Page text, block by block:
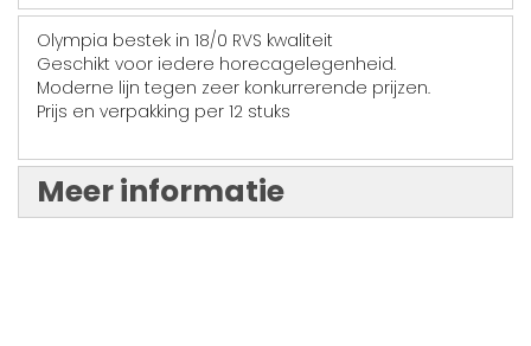
Olympia bestek in 18/0 RVS kwaliteit
Geschikt voor iedere horecagelegenheid.
Moderne lijn tegen zeer konkurrerende prijzen.
Prijs en verpakking per 12 stuks
Meer informatie